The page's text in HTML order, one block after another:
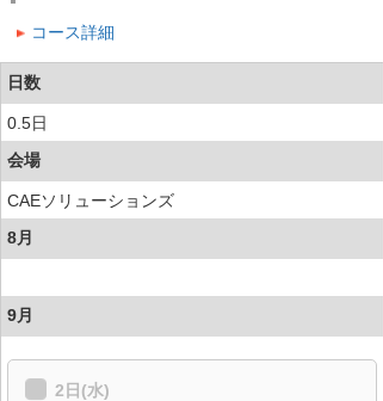
コース詳細
日数
0.5日
会場
CAEソリューションズ
8月
9月
2日(水)